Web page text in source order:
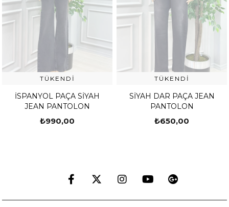
TÜKENDI
İSPANYOL PAÇA SİYAH
JEAN PANTOLON
₺990,00
TÜKENDI
SİYAH DAR PAÇA JEAN
PANTOLON
₺650,00